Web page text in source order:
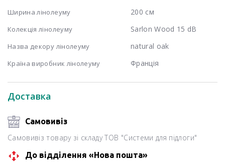
Доставка
Самовивіз
Самовивіз товару зі складу ТОВ "Системи для підлоги"
До відділення «Нова пошта»
Ширина лінолеуму 200 см
Колекція лінолеуму Sarlon Wood 15 dB
Назва декору лінолеуму natural oak
Країна виробник лінолеуму Франція